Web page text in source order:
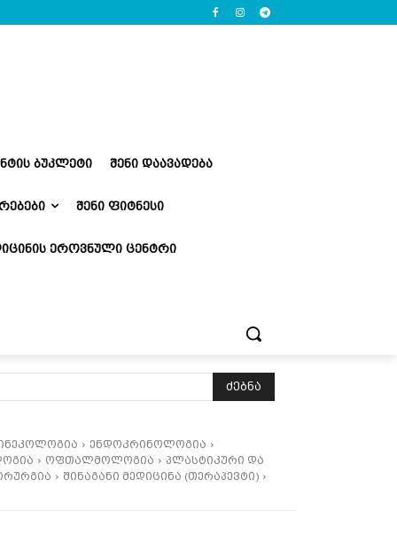
ᲑᲣᲙᲚᲔᲢᲘ ᲨᲔᲜᲘ ᲓᲐᲐᲕᲐᲓᲔᲑᲐ
ᲨᲔᲜᲘ ᲤᲘᲢᲜᲔᲡᲘ
ᲔᲠᲝᲕᲜᲣᲚᲘ ᲪᲔᲜᲢᲠᲘ
ძებნა
ენდოკრინოლოგია
ოფთალმოლოგია
პლასტიკური და
შინაგანი მედიცინა (თერაპევტი)